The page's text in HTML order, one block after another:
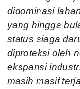
didominasi
yang hingga
status siaga
diproteksi oleh
ekspansi
masih masif